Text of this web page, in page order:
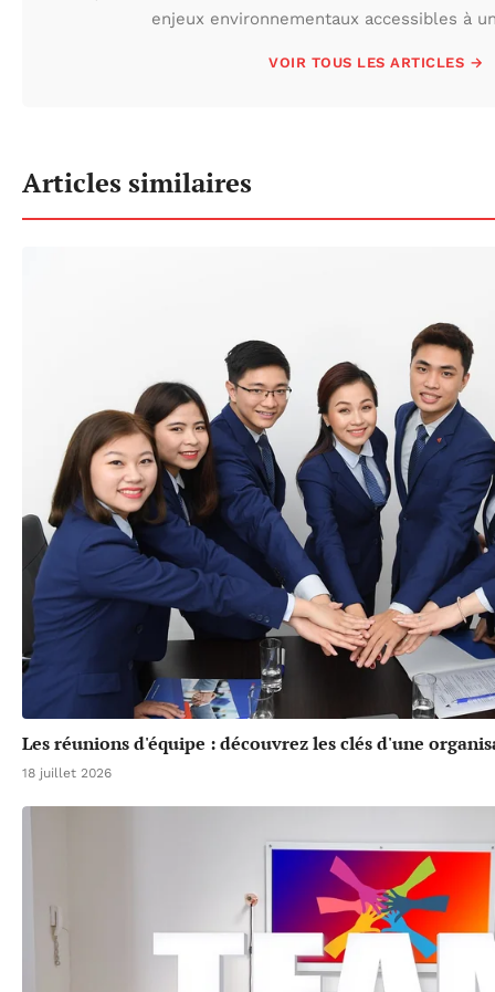
enjeux environnementaux accessibles à
VOIR TOUS LES ARTICLES →
Articles similaires
Les réunions d'équipe : découvrez les clés d'une
18 juillet 2026